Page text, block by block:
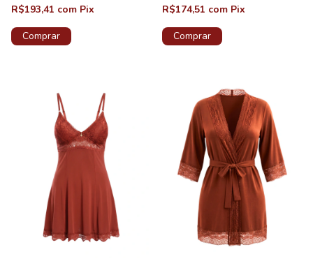
R$193,41 com Pix
Comprar
R$174,51 com Pix
Comprar